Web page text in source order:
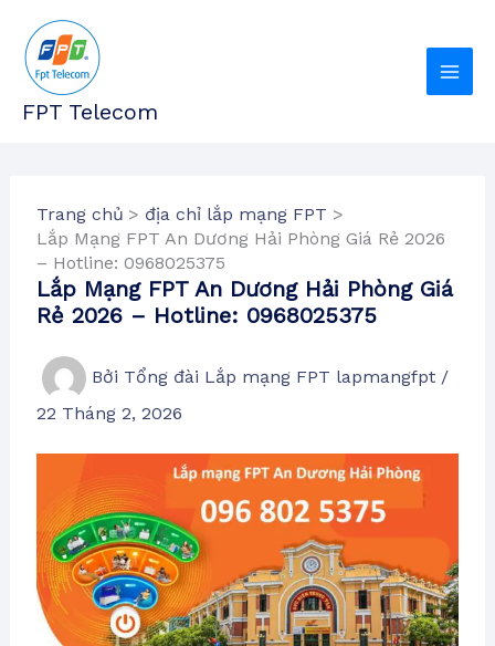
FPT Telecom
Trang chủ
địa chỉ lắp mạng FPT
Lắp Mạng FPT An Dương Hải Phòng Giá Rẻ 2026
– Hotline: 0968025375
Lắp Mạng FPT An Dương Hải Phòng Giá
Rẻ 2026 – Hotline: 0968025375
Bởi Tổng đài Lắp mạng FPT lapmangfpt /
22 Tháng 2, 2026